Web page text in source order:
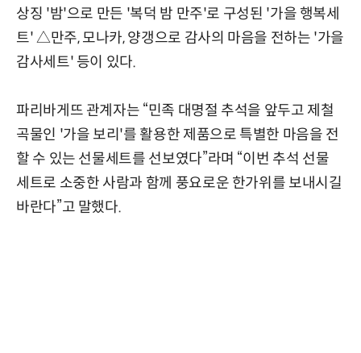
상징 '밤'으로 만든 '복덕 밤 만주'로 구성된 '가을 행복세
트' △만주, 모나카, 양갱으로 감사의 마음을 전하는 '가을
감사세트' 등이 있다.
파리바게뜨 관계자는 “민족 대명절 추석을 앞두고 제철
곡물인 '가을 보리'를 활용한 제품으로 특별한 마음을 전
할 수 있는 선물세트를 선보였다”라며 “이번 추석 선물
세트로 소중한 사람과 함께 풍요로운 한가위를 보내시길
바란다”고 말했다.